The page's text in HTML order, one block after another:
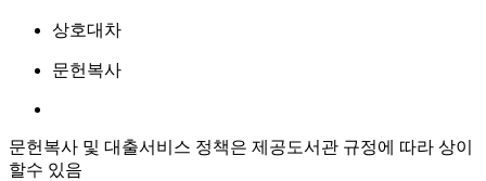
상호대차
문헌복사
문헌복사 및 대출서비스 정책은 제공도서관 규정에 따라 상이
할수 있음